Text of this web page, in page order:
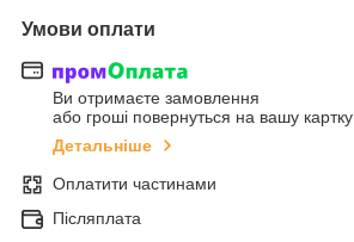
Умови оплати
Ви отримаєте замовлення
або гроші повернуться на вашу картку
Детальніше
Оплатити частинами
Післяплата